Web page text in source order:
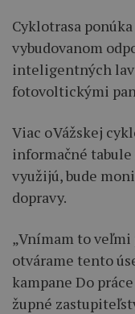
Cyklotrasa
vybudovanom
inteligentných
fotovoltickými
Viac o Vážskej
informačné
využijú, bude
dopravy.
„Vnímam to
otvárame tento
kampane Do
župné